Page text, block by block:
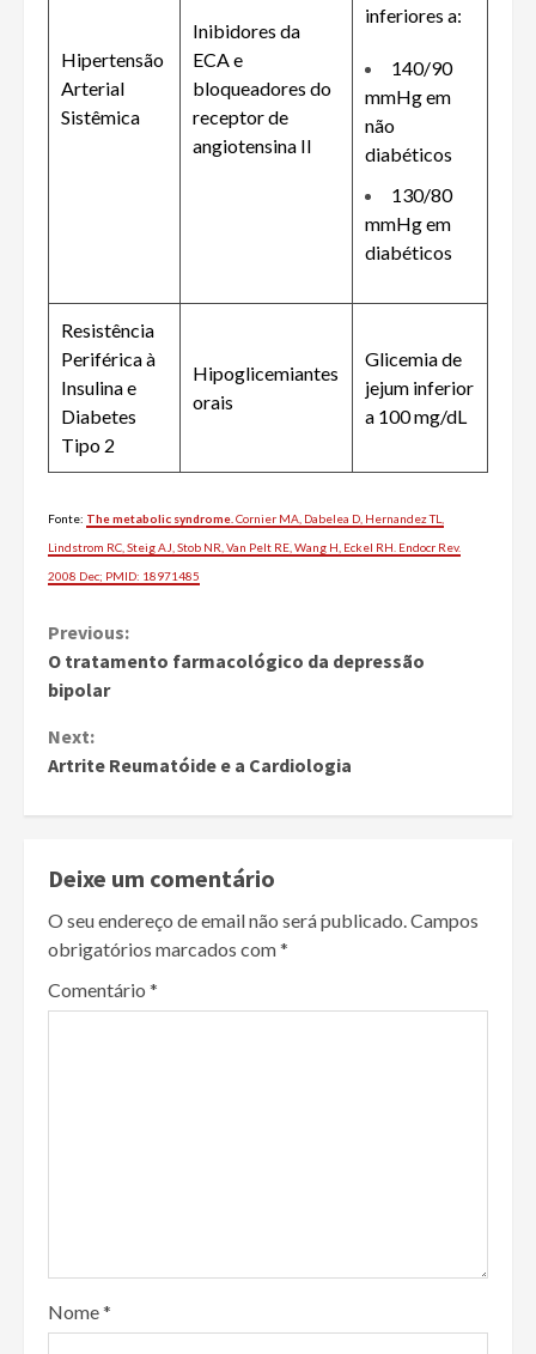
Hipertensão
Arterial
Sistêmica
Inibidores da
ECA e
bloqueadores do
receptor de
angiotensina II
inferiores a:
140/90
mmHg em
não
diabéticos
130/80
mmHg em
diabéticos
Resistência
Periférica à
Insulina e
Diabetes
Tipo 2
Hipoglicemiantes
orais
Glicemia de
jejum inferior
a 100 mg/dL
Fonte: Themetabolic syndrome Cornier MA, Dabelea D, Hernandez TL,
Lindstrom RC, Steig AJ, Stob NR, Van Pelt RE, Wang H, Eckel RH. Endocr Rev.
2008 Dec; PMID: 18971485
Continue
Reading
Previous:
O tratamento farmacológico da depressão
bipolar
Next:
Artrite Reumatóide e a Cardiologia
Deixe um comentário
O seu endereço de email não será publicado. Campos
obrigatórios marcados com*
Comentário *
Nome*